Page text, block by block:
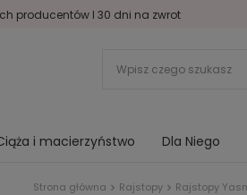
producentów I 30 dni na zwrot
i macierzyństwo Dla Niego
Strona główna Rajstopy Rajstopy